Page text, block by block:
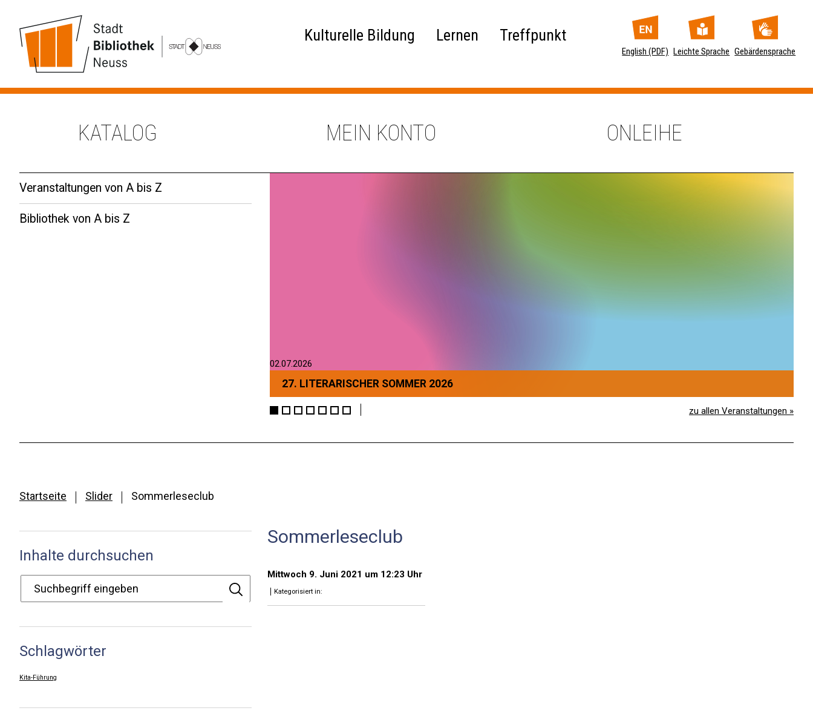
Kulturelle Bildung Lernen Treffpunkt
English (PDF) Leichte Sprache Gebärdensprache
KATALOG MEIN KONTO ONLEIHE
Veranstaltungen von A bis Z
Bibliothek von A bis Z
02.07.2026
27. LITERARISCHER SOMMER 2026
zu allen Veranstaltungen »
Startseite Slider Sommerleseclub
Inhalte durchsuchen
Schlagwörter
Kita-Führung
Sommerleseclub
Mittwoch 9. Juni 2021 um 12:23 Uhr
Kategorisiert in: